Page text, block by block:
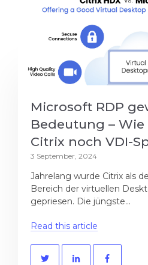
Microsoft RDP
Bedeutung –
Citrix noch VDI-
3 September, 2024
Jahrelang wurde Citrix als
Bereich der virtuellen
gepriesen. Die jüngste...
Read this article